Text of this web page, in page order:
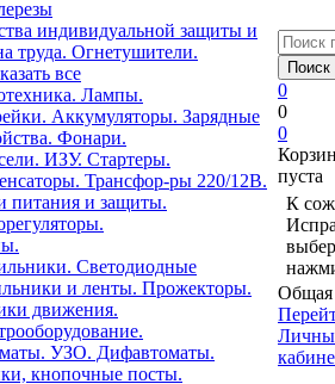
индивидуальной защиты и
труда. Огнетушители.
все
Лампы.
Аккумуляторы. Зарядные
Фонари.
ИЗУ. Стартеры.
Трансфор-ры 220/12В.
питания и защиты.
Светодиодные
и ленты. Прожекторы.
движения.
УЗО. Дифавтоматы.
кнопочные посты.
0
0
0
пуста
К
Общая